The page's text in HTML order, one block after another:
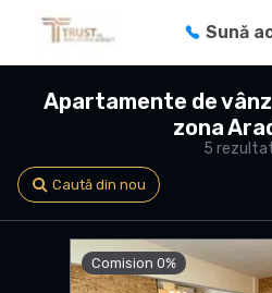
Sună
5
Apartamente de
zona
Caută din nou
Comision 0%